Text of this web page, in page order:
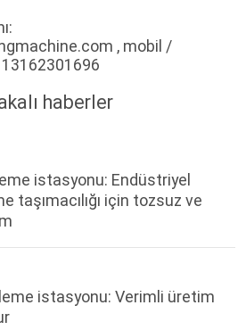
, mobil /
haberler
istasyonu: Endüstriyel
taşımacılığı için tozsuz ve
istasyonu: Verimli üretim